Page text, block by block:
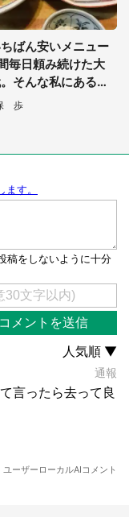
ちばん安いメニュー
毎日頼み続けた大
そんな私にある
さんが...」（東京
性）
歩